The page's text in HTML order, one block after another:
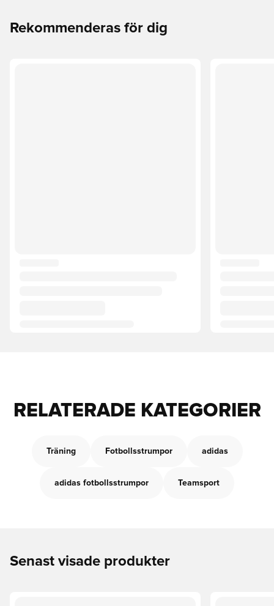
Rekommenderas för dig
RELATERADE KATEGORIER
Träning Fotbollsstrumpor adidas
adidas fotbollsstrumpor Teamsport
Senast visade produkter